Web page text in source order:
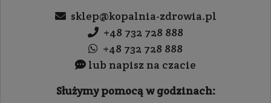
sklep@kopalnia-zdrowia.pl
+48 732 728 888
+48 732 728 888
lub napisz na czacie
Służymy pomocą w godzinach: